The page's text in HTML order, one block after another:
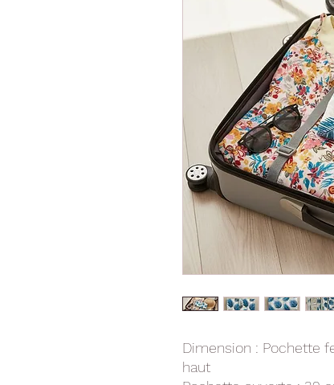
Dimension : Pochette
haut